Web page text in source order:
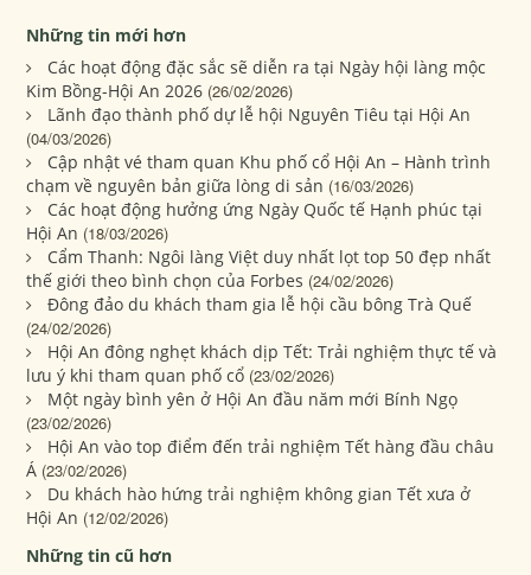
Những tin mới hơn
Các hoạt động đặc sắc sẽ diễn ra tại Ngày hội làng mộc
Kim Bồng-Hội An 2026 (26/02/2026)
Lãnh đạo thành phố dự lễ hội Nguyên Tiêu tại Hội An
(04/03/2026)
Cập nhật vé tham quan Khu phố cổ Hội An – Hành trình
chạm về nguyên bản giữa lòng di sản (16/03/2026)
Các hoạt động hưởng ứng Ngày Quốc tế Hạnh phúc tại
Hội An (18/03/2026)
Cẩm Thanh: Ngôi làng Việt duy nhất lọt top 50 đẹp nhất
thế giới theo bình chọn của Forbes (24/02/2026)
Đông đảo du khách tham gia lễ hội cầu bông Trà Quế
(24/02/2026)
Hội An đông nghẹt khách dịp Tết: Trải nghiệm thực tế và
lưu ý khi tham quan phố cổ (23/02/2026)
Một ngày bình yên ở Hội An đầu năm mới Bính Ngọ
(23/02/2026)
Hội An vào top điểm đến trải nghiệm Tết hàng đầu châu
Á (23/02/2026)
Du khách hào hứng trải nghiệm không gian Tết xưa ở
Hội An (12/02/2026)
Những tin cũ hơn